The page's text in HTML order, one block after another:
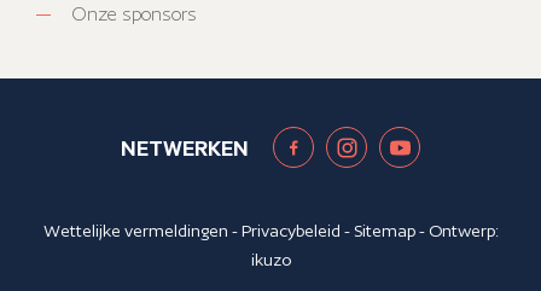
Onze sponsors
NETWERKEN
Wettelijke vermeldingen -Privacybeleid - Sitemap- Ontwerp:
ikuzo